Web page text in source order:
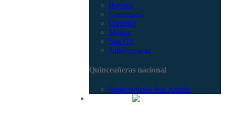
Boyacá
Capurganá
Girardot
Melgar
San Gil
Villavicencio
Quinceañeras nacional
Quinceañeras San Andrés